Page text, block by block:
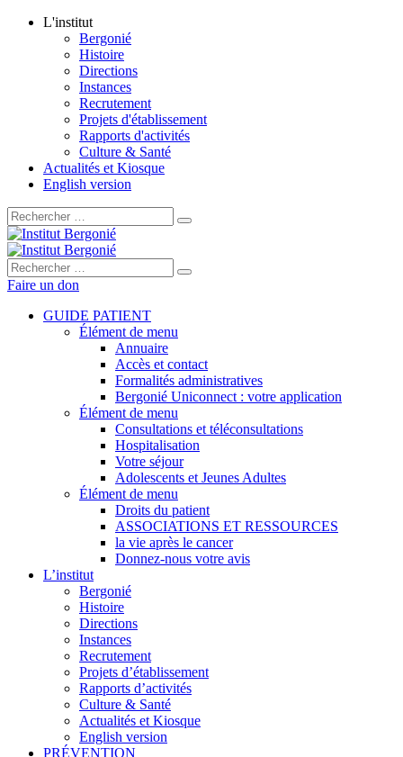
L'institut
Bergonié
Histoire
Directions
Instances
Recrutement
Projets d'établissement
Rapports d'activités
Culture & Santé
Actualités et Kiosque
English version
Rechercher :
Rechercher :
Faire un don
GUIDE PATIENT
Élément de menu
Annuaire
Accès et contact
Formalités administratives
Bergonié Uniconnect : votre application
Élément de menu
Consultations et téléconsultations
Hospitalisation
Votre séjour
Adolescents et Jeunes Adultes
Élément de menu
Droits du patient
ASSOCIATIONS ET RESSOURCES
la vie après le cancer
Donnez-nous votre avis
L’institut
Bergonié
Histoire
Directions
Instances
Recrutement
Projets d’établissement
Rapports d’activités
Culture & Santé
Actualités et Kiosque
English version
PRÉVENTION